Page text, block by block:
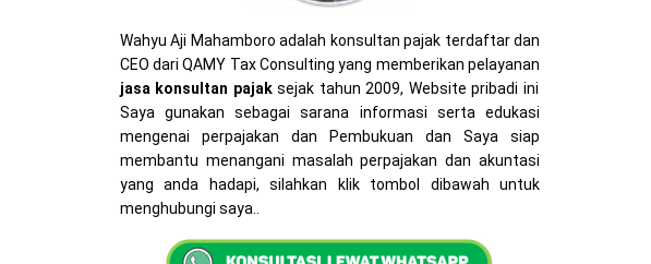
Wahyu Aji Mahamboro adalah konsultan pajak terdaftar dan
CEO dari QAMY Tax Consulting yang memberikan pelayanan
jasa konsultan pajaksejak tahun 2009, Website pribadi ini
Saya gunakan sebagai sarana informasi serta edukasi
mengenai perpajakan dan Pembukuan dan Saya siap
membantu menangani masalah perpajakan dan akuntasi
yang anda hadapi, silahkan klik tombol dibawah untuk
menghubungi saya..